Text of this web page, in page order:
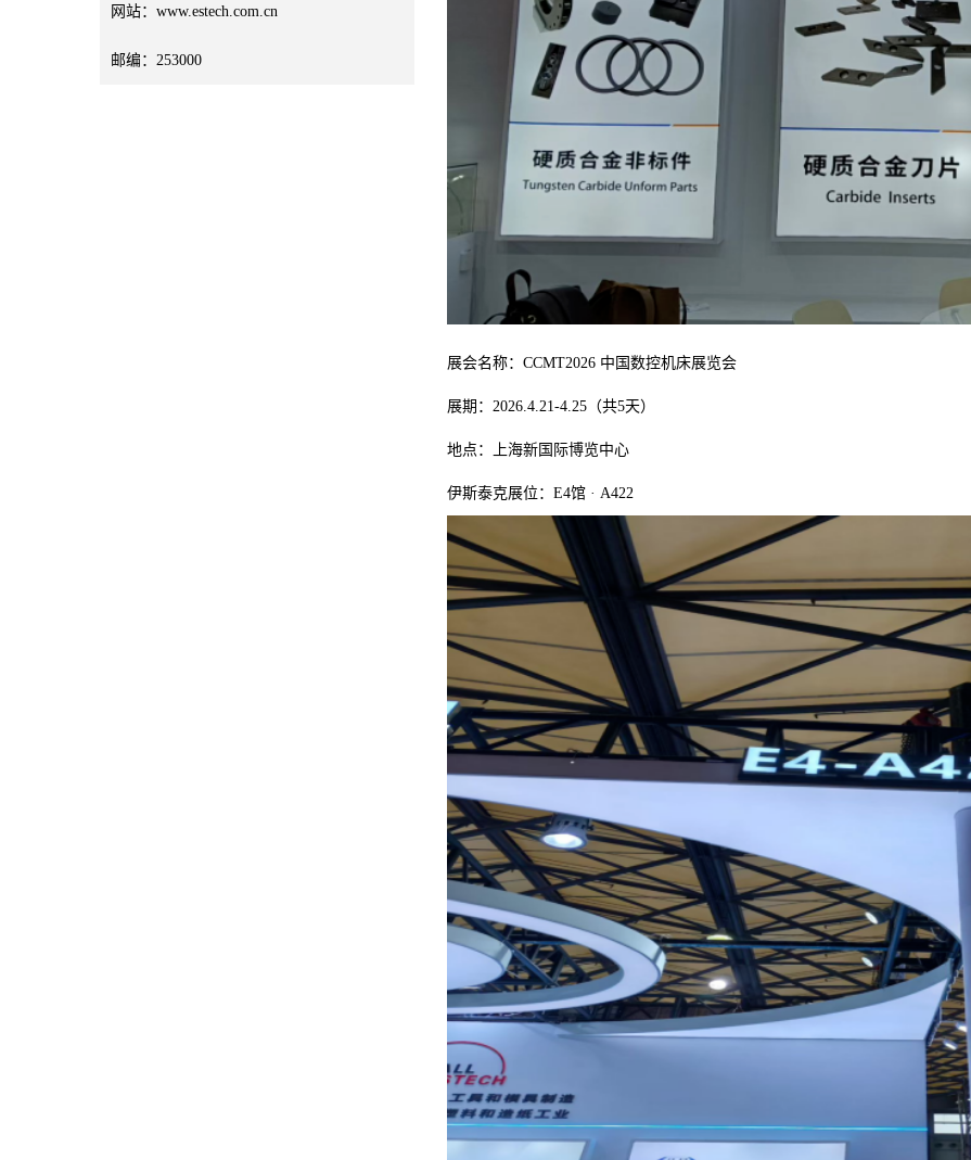
网站：www.estech.com.cn
邮编：253000
展会名称：CCMT2026 中国数控机床展览会
展期：2026.4.21-4.25（共5天）
地点：上海新国际博览中心
伊斯泰克展位：E4馆 · A422